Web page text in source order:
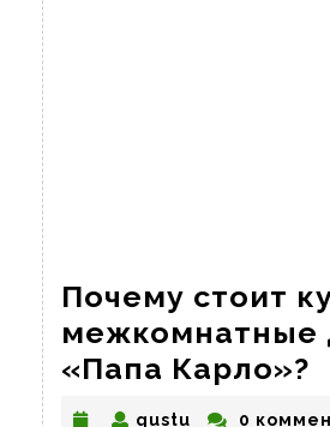
Почему стоит
межкомнатные
«Папа Карло»?
qustu qustu0